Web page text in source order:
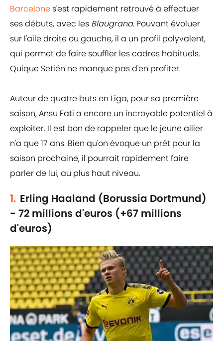
Barcelone s'est rapidement retrouvé à effectuer
ses débuts, avec les Blaugrana. Pouvant évoluer
sur l'aile droite ou gauche, il a un profil polyvalent,
qui permet de faire souffler les cadres habituels.
Quique Setién ne manque pas d'en profiter.
Auteur de quatre buts en Liga, pour sa première
saison, Ansu Fati a encore un incroyable potentiel à
exploiter. Il est bon de rappeler que le jeune ailier
n'a que 17 ans. Bien qu'on évoque un prêt pour la
saison prochaine, il pourrait rapidement faire
parler de lui, au plus haut niveau.
1. Erling Haaland (Borussia Dortmund)
- 72 millions d'euros (+67 millions
d'euros)